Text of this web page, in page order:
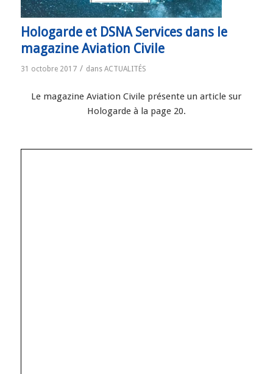
Hologarde et DSNA Services dans le
magazine Aviation Civile
31 octobre 2017 / dans ACTUALITÉS
Le magazine Aviation Civile présente un article sur
Hologarde à la page 20.